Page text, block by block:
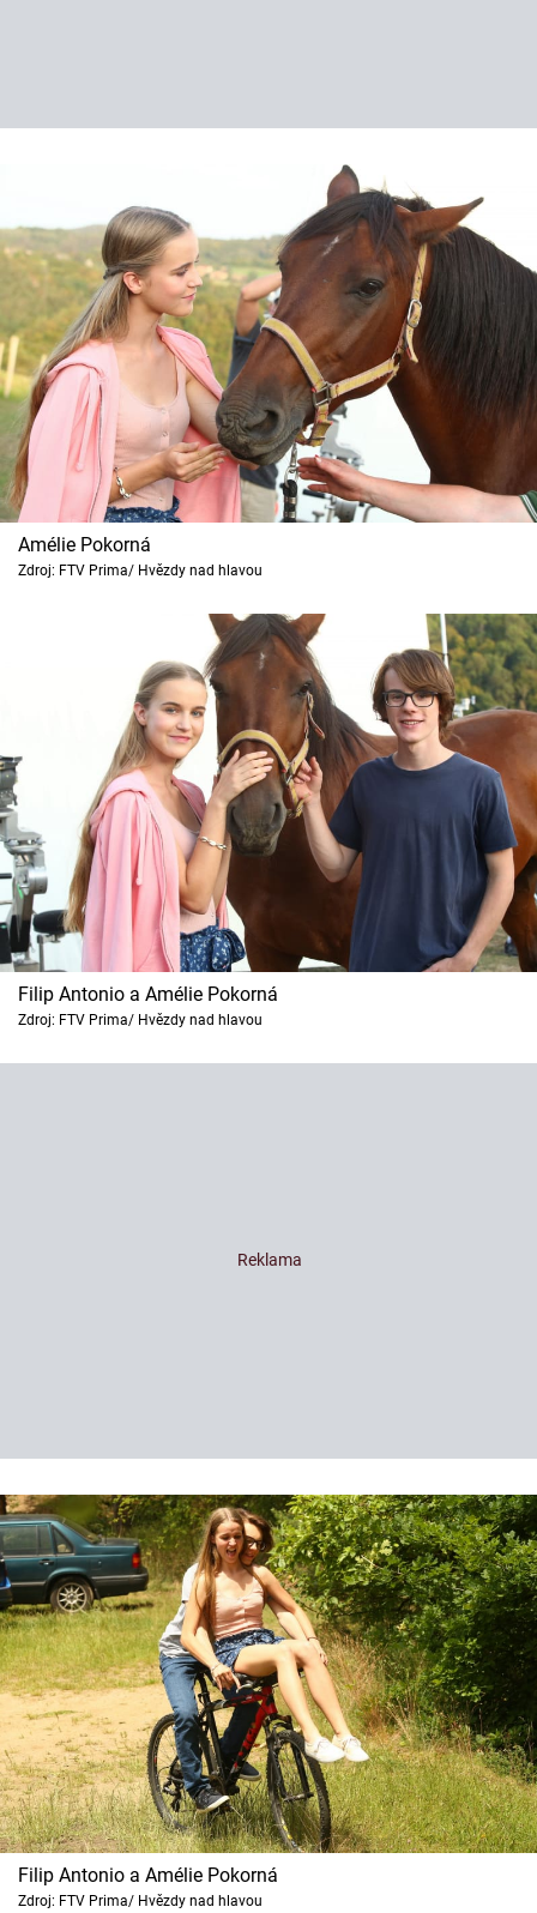
Amélie Pokorná
Zdroj: FTV Prima/ Hvězdy nad hlavou
Filip Antonio a Amélie Pokorná
Zdroj: FTV Prima/ Hvězdy nad hlavou
Filip Antonio a Amélie Pokorná
Zdroj: FTV Prima/ Hvězdy nad hlavou